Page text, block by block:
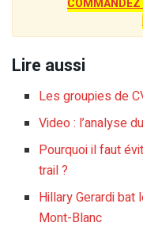
COMMANDEZ
Lire aussi
Les groupies de
Video : l’analyse
Pourquoi il faut
trail ?
Hillary Gerardi bat
Mont-Blanc